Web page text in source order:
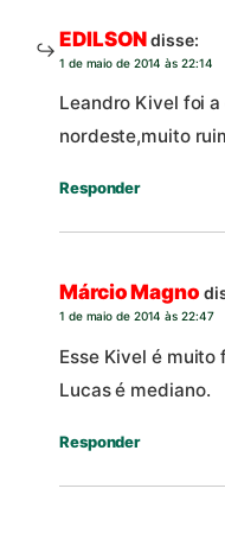
EDILSONdisse:
1 de maio de 2014 às 22:14
Leandro Kivel foi
nordeste,muito
Responder
Márcio Magno
1 de maio de 2014 às 22:47
Esse Kivel é muito
Lucas é mediano.
Responder